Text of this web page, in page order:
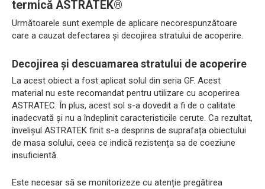
termică ASTRATEK®
Următoarele sunt exemple de aplicare necorespunzătoare
care a cauzat defectarea și decojirea stratului de acoperire.
Decojirea și descuamarea stratului de acoperire
La acest obiect a fost aplicat solul din seria GF. Acest
material nu este recomandat pentru utilizare cu acoperirea
ASTRATEC. În plus, acest sol s-a dovedit a fi de o calitate
inadecvată și nu a îndeplinit caracteristicile cerute. Ca rezultat,
învelișul ASTRATEK finit s-a desprins de suprafața obiectului
de masa solului, ceea ce indică rezistența sa de coeziune
insuficientă.
Este necesar să se monitorizeze cu atenție pregătirea